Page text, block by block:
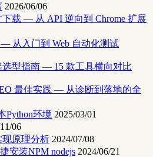
2026/06/06
载 — 从 API 逆向到 Chrome 扩展
从入门到 Web 自动化测试
型指南 — 15 款工具横向对比
最佳实践 — 从诊断到落地的全
Python环境 2025/03/01
06
原理分析 2024/07/08
安装NPM nodejs 2024/06/21